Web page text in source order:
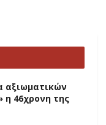
αξιωματικών
η 46χρονη της